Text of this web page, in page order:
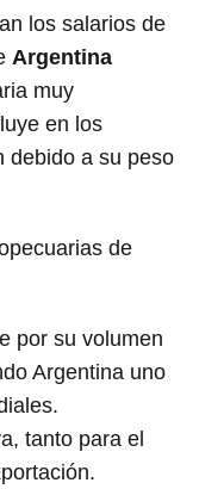
los salarios de
Argentina
muy
en los
debido a su peso
de
por su volumen
Argentina uno
tanto para el